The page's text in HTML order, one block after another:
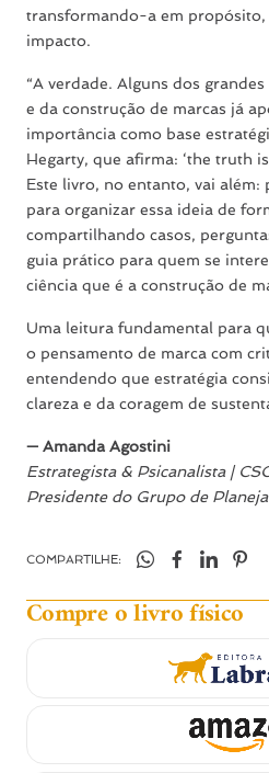
transformando-a em propósito,
impacto.
“A verdade. Alguns dos
e da construção de marcas já
importância como base
Hegarty, que afirma: ‘the truth
Este livro, no entanto, vai além:
para organizar essa ideia de
compartilhando casos,
guia prático para quem se
ciência que é a construção de
Uma leitura fundamental para
o pensamento de marca com
entendendo que estratégia
clareza e da coragem de
— Amanda Agostini
Estrategista & Psicanalista |
Presidente do Grupo de
COMPARTILHE:
Compre o livro físico